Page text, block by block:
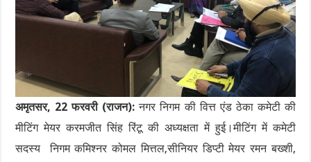
अमृतसर, 22 फरवरी (राजन): नगर निगम की वित्त एंड ठेका कमेटी की
मीटिंग मेयर करमजीत सिंह रिंटू की अध्यक्षता में हुई।मीटिंग में कमेटी
सदस्य निगम कमिश्नर कोमल मित्तल,सीनियर डिप्टी मेयर रमन बख्शी,